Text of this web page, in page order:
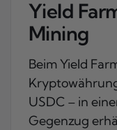
Yield
Mining
Beim Yield
USDC – in
Gegenzug